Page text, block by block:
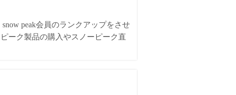
peak会員のランクアップをさせ
ーク製品の購入やスノーピーク直